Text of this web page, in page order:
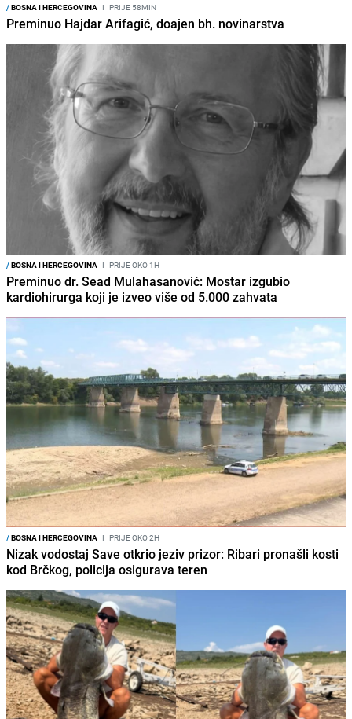
/BOSNA I HERCEGOVINA I PRIJE 58MIN
Preminuo Hajdar Arifagić, doajen bh. novinarstva
/BOSNA I HERCEGOVINA I PRIJE OKO 1H
Preminuo dr. Sead Mulahasanović: Mostar izgubio
kardiohirurga koji je izveo više od 5.000 zahvata
/BOSNA I HERCEGOVINA I PRIJE OKO 2H
Nizak vodostaj Save otkrio jeziv prizor: Ribari pronašli kosti
kod Brčkog, policija osigurava teren